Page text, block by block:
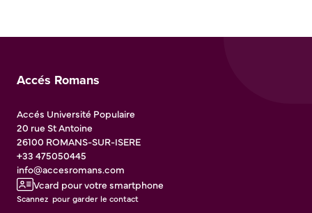
Accés Romans
Accés Université Populaire
20 rue St Antoine
26100 ROMANS-SUR-ISERE
+33 475050445
info@accesromans.com
Vcard pour votre smartphone
Scannez pour garder le contact